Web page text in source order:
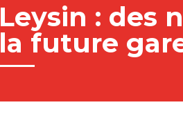
Leysin : des
la future